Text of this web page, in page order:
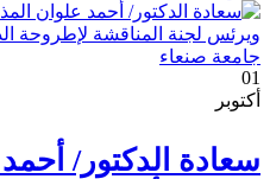
01
أكتوبر
سعادة الدكتور/